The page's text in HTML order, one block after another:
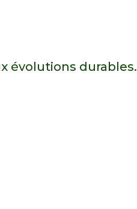
évolutions durables.